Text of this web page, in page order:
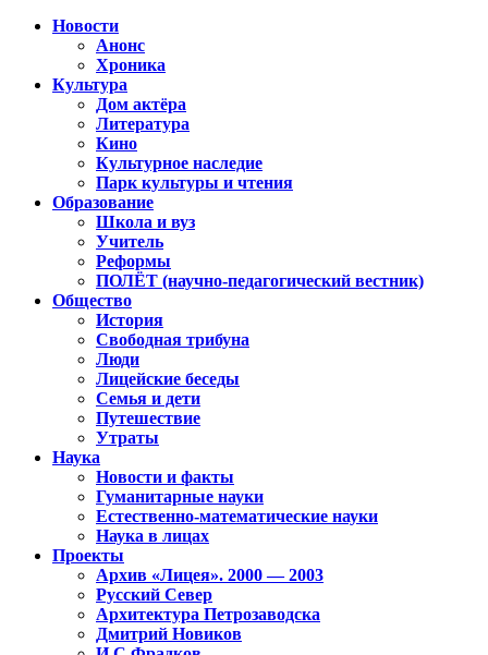
Новости
Анонс
Хроника
Культура
Дом актёра
Литература
Кино
Культурное наследие
Парк культуры и чтения
Образование
Школа и вуз
Учитель
Реформы
ПОЛЁТ (научно-педагогический вестник)
Общество
История
Свободная трибуна
Люди
Лицейские беседы
Семья и дети
Путешествие
Утраты
Наука
Новости и факты
Гуманитарные науки
Естественно-математические науки
Наука в лицах
Проекты
Архив «Лицея». 2000 — 2003
Русский Север
Архитектура Петрозаводска
Дмитрий Новиков